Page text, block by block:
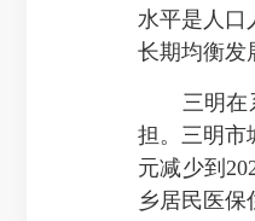
水平是人口
长期均衡发
三明在系
担。三明市
元减少到
乡居民医保